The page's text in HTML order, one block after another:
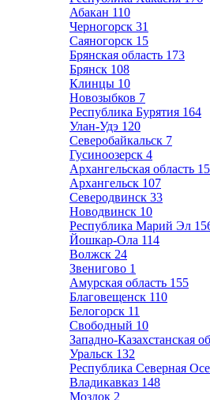
Абакан 110
Черногорск 31
Саяногорск 15
Брянская область 173
Брянск 108
Клинцы 10
Новозыбков 7
Республика Бурятия 164
Улан-Удэ 120
Северобайкальск 7
Гусиноозерск 4
Архангельская область
Архангельск 107
Северодвинск 33
Новодвинск 10
Республика Марий Эл
Йошкар-Ола 114
Волжск 24
Звенигово 1
Амурская область 155
Благовещенск 110
Белогорск 11
Свободный 10
Западно-Казахстанская
Уральск 132
Республика Северная
Владикавказ 148
Моздок 2